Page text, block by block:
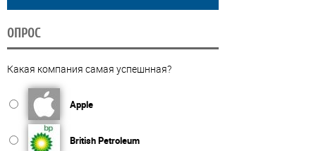
ОПРОС
Какая компания самая успешнная?
Apple
British Petroleum